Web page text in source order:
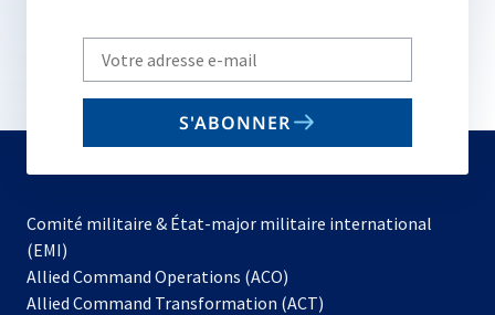
Write
your
email
S'ABONNER
Comité militaire & État-major militaire international
(EMI)
Allied Command Operations (ACO)
dans
Allied Command Transformation (ACT)